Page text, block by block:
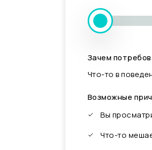
Зачем
Что-то в
Возможные
Вы
Что-то